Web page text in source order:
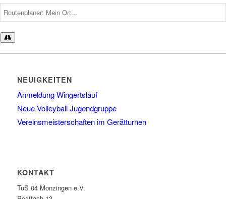
NEUIGKEITEN
Anmeldung Wingertslauf
Neue Volleyball Jugendgruppe
Vereinsmeisterschaften im Gerätturnen
KONTAKT
TuS 04 Monzingen e.V.